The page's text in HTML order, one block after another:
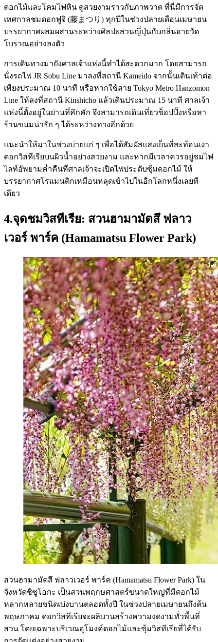
ดอกไม้และโคมไฟหิน ดูสวยงามราวกับภาพวาด ที่นี่มีการจัด
เทศกาลชมดอกฟูจิ (藤まつり) ทุกปีในช่วงปลายเดือนเมษายน
บรรยากาศผสมผสานระหว่างศิลปะสวนญี่ปุ่นกับกลิ่นอายวัด
โบราณอย่างลงตัว
การเดินทางมายังศาลเจ้าแห่งนี้ทำได้สะดวกมาก โดยสามารถ
นั่งรถไฟ JR Sobu Line มาลงที่สถานี Kameido จากนั้นเดินเท้าต่อ
เพียงประมาณ 10 นาที หรือหากใช้สาย Tokyo Metro Hanzomon
Line ให้ลงที่สถานี Kinshicho แล้วเดินประมาณ 15 นาที ศาลเจ้า
แห่งนี้ตั้งอยู่ในย่านที่คึกคัก จึงสามารถเดินเที่ยวช็อปปิ้งหรือหา
ร้านขนมน่ารัก ๆ ได้ระหว่างทางอีกด้วย
แนะนำให้มาในช่วงบ่ายแก่ ๆ เพื่อได้สัมผัสแสงเย็นที่สะท้อนเงา
ดอกวิสทีเรียบนผิวน้ำอย่างสวยงาม และหากมีเวลาควรอยู่ชมไฟ
ไลท์อัพยามค่ำคืนที่ศาลเจ้าจะเปิดไฟประดับซุ้มดอกไม้ ให้
บรรยากาศโรแมนติกเหมือนหลุดเข้าไปในอีกโลกหนึ่งเลยที
เดียว
4.จุดชมวิสทีเรีย: สวนฮามามัตสึ ฟลาว
เวอร์ พาร์ค (Hamamatsu Flower Park)
สวนฮามามัตสึ ฟลาวเวอร์ พาร์ค (Hamamatsu Flower Park) ใน
จังหวัดชิซูโอกะ เป็นสวนพฤกษศาสตร์ขนาดใหญ่ที่มีดอกไม้
หลากหลายชนิดเบ่งบานตลอดทั้งปี ในช่วงปลายเมษายนถึงต้น
พฤษภาคม ดอกวิสทีเรียจะผลิบานสร้างความงดงามทั่วพื้นที่
สวน โดยเฉพาะบริเวณอุโมงค์ดอกไม้และซุ้มวิสทีเรียที่ได้รับ